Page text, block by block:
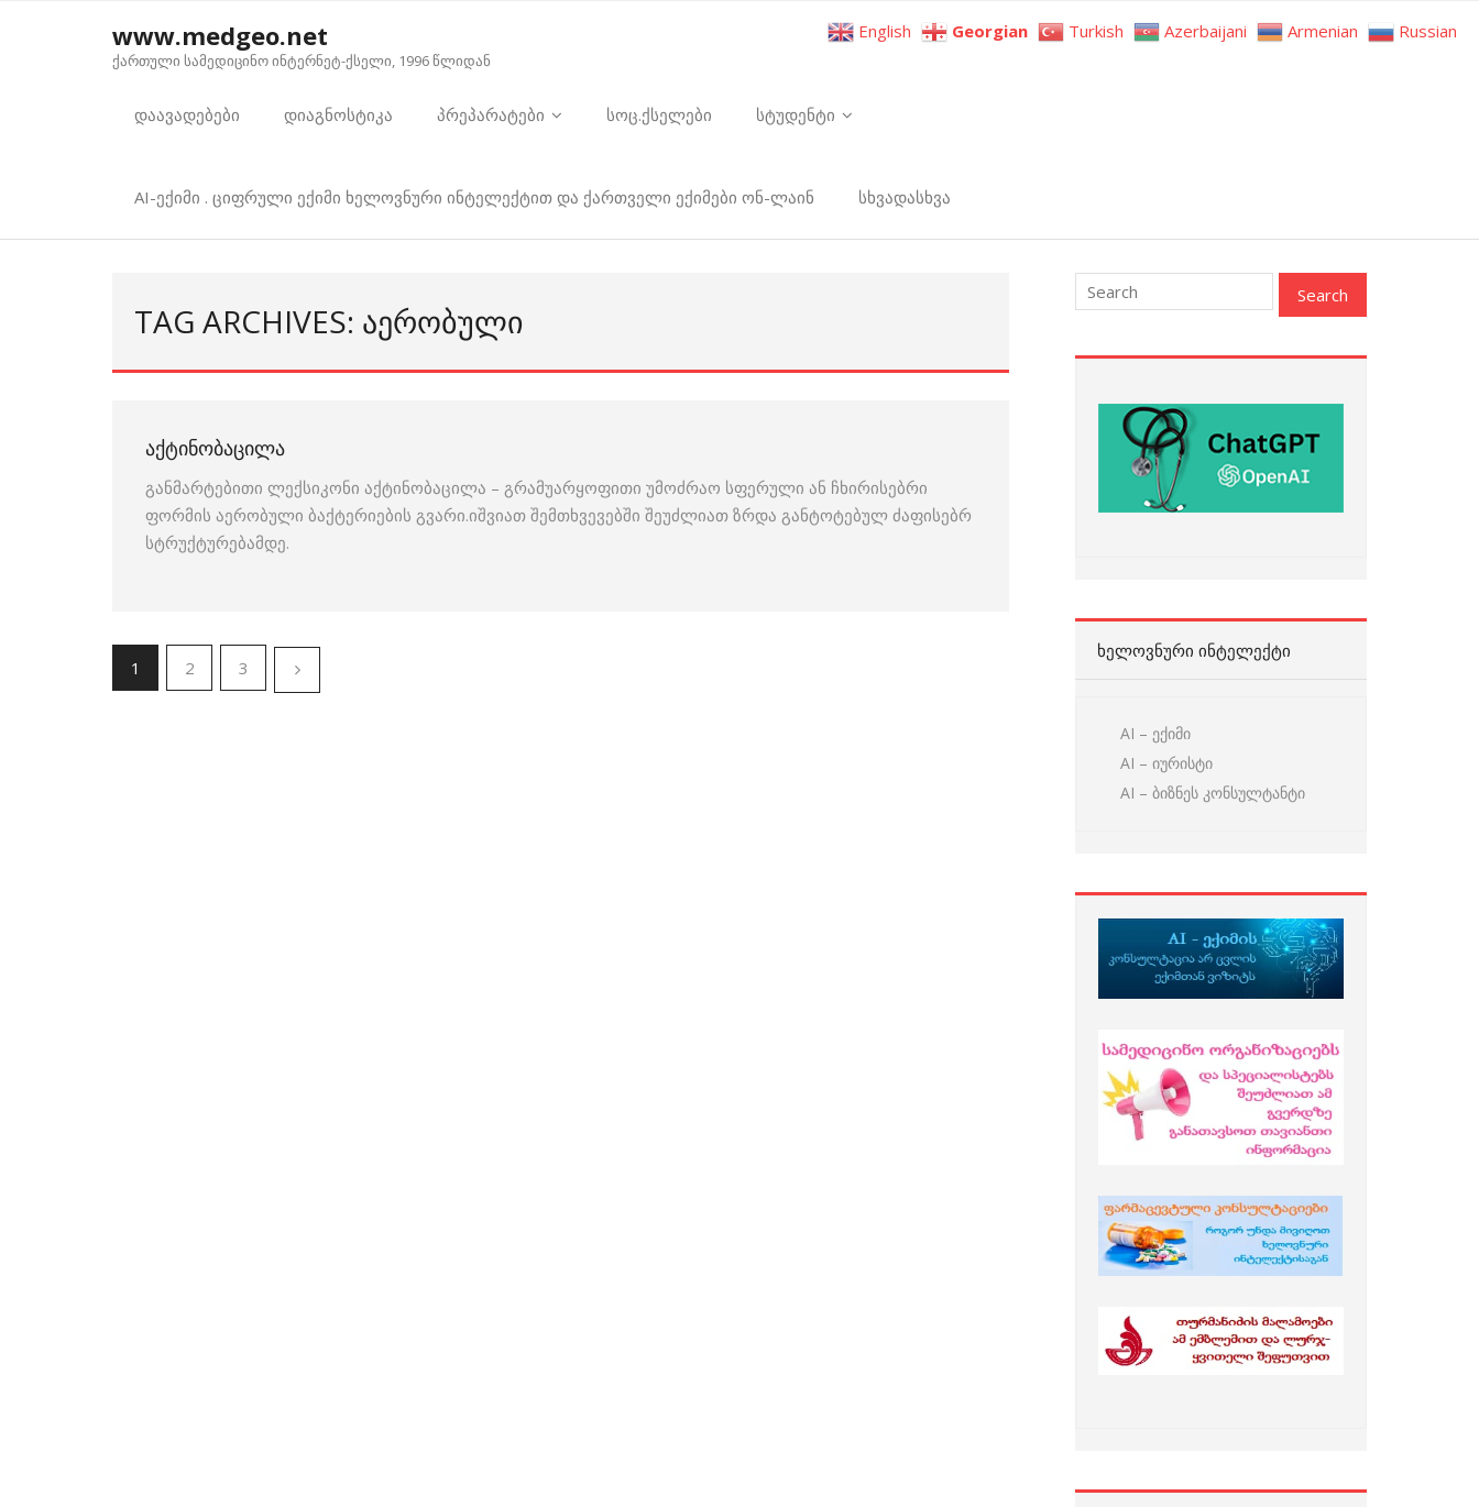
www.medgeo.net
ქართული სამედიცინო ინტერნეტ-ქსელი, 1996 წლიდან
დაავადებები დიაგნოსტიკა პრეპარატები სოც.ქსელები სტუდენტი
AI-ექიმი . ციფრული ექიმი ხელოვნური ინტელექტით და ქართველი ექიმები ონ-ლაინ სხვადასხვა
TAG ARCHIVES: ᲐᲔᲠᲝᲑᲣᲚᲘ
ᲐᲥᲢᲘᲜᲝᲑᲐᲪᲘᲚᲐ
განმარტებითი ლექსიკონი აქტინობაცილა – გრამუარყოფითი უმოძრაო სფერული ან ჩხირისებრი
ფორმის აერობული ბაქტერიების გვარი.იშვიათ შემთხვევებში შეუძლიათ ზრდა განტოტებულ ძაფისებრ
სტრუქტურებამდე.
1 2 3
ᲮᲔᲚᲝᲕᲜᲣᲠᲘ ᲘᲜᲢᲔᲚᲔᲥᲢᲘ
AI – ექიმი
AI – იურისტი
AI – ბიზნეს კონსულტანტი
English Georgian Turkish Azerbaijani Armenian Russian